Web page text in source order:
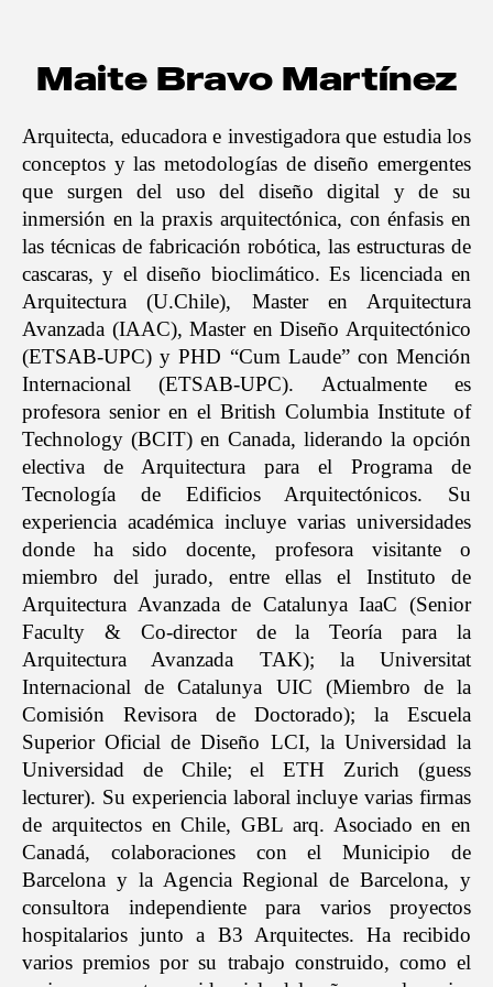
Maite Bravo Martínez
Arquitecta, educadora e investigadora que estudia los
conceptos y las metodologías de diseño emergentes
que surgen del uso del diseño digital y de su
inmersión en la praxis arquitectónica, con énfasis en
las técnicas de fabricación robótica, las estructuras de
cascaras, y el diseño bioclimático. Es licenciada en
Arquitectura (U.Chile), Master en Arquitectura
Avanzada (IAAC), Master en Diseño Arquitectónico
(ETSAB-UPC) y PHD “Cum Laude” con Mención
Internacional (ETSAB-UPC). Actualmente es
profesora senior en el British Columbia Institute of
Technology (BCIT) en Canada, liderando la opción
electiva de Arquitectura para el Programa de
Tecnología de Edificios Arquitectónicos. Su
experiencia académica incluye varias universidades
donde ha sido docente, profesora visitante o
miembro del jurado, entre ellas el Instituto de
Arquitectura Avanzada de Catalunya IaaC (Senior
Faculty & Co-director de la Teoría para la
Arquitectura Avanzada TAK); la Universitat
Internacional de Catalunya UIC (Miembro de la
Comisión Revisora de Doctorado); la Escuela
Superior Oficial de Diseño LCI, la Universidad la
Universidad de Chile; el ETH Zurich (guess
lecturer). Su experiencia laboral incluye varias firmas
de arquitectos en Chile, GBL arq. Asociado en en
Canadá, colaboraciones con el Municipio de
Barcelona y la Agencia Regional de Barcelona, y
consultora independiente para varios proyectos
hospitalarios junto a B3 Arquitectes. Ha recibido
varios premios por su trabajo construido, como el